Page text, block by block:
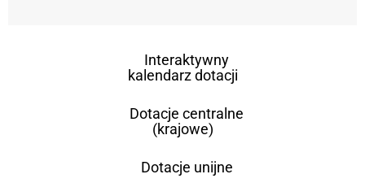
Interaktywny
kalendarz dotacji
Dotacje centralne
(krajowe)
Dotacje unijne